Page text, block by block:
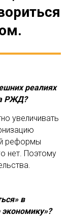
реалиях
РЖД?
увеличивать
реформы
нет. Поэтому
в